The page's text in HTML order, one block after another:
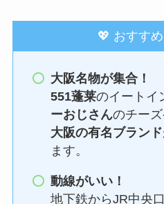
💖 おすす
大阪名物が集合！
551蓬莱のイートイ
ーおじさんのチーズ
大阪の有名ブランド
ます。
動線がいい！
地下鉄からJR中央